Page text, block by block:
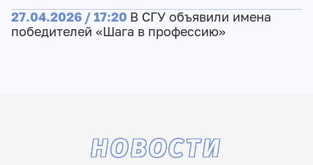
27.04.2026 / 17:20 В СГУ объявили имена
победителей «Шага в профессию»
НОВОСТИ